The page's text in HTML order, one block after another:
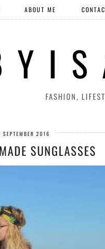
Y I S
FASHION,
ABOUT ME
SEPTEMBER 2016
SUNGLASSES